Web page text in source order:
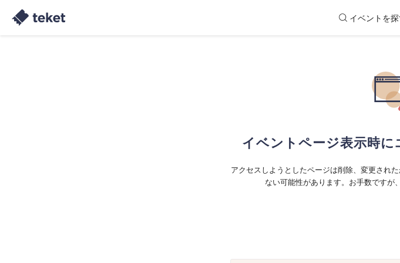
イベントを
イベントページ表示時に
アクセスしようとしたページは削除、変更され
ない可能性があります。お手数ですが